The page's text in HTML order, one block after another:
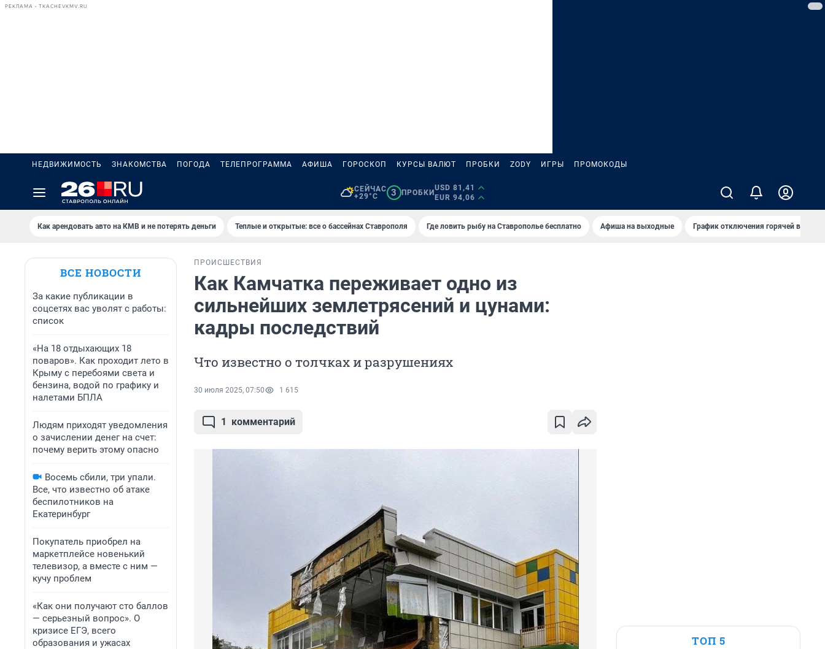
РЕКЛАМА • TKACHEVKMV.RU
НЕДВИЖИМОСТЬ ЗНАКОМСТВА ПОГОДА ТЕЛЕПРОГРАММА АФИША ГОРОСКОП КУРСЫ ВАЛЮТ ПРОБКИ ZODY ИГРЫ ПРОМОКОДЫ
СЕЙЧАС
+29°C
3 ПРОБКИ
USD 81,41
EUR 94,06
Как арендовать авто на КМВ и не потерять деньги Теплые и открытые: все о бассейнах Ставрополя Где ловить рыбу на Ставрополье бесплатно Афиша на выходные График отключения горячей воды в
ВСЕ НОВОСТИ
За какие публикации в
соцсетях вас уволят с работы:
список
«На 18 отдыхающих 18
поваров». Как проходит лето в
Крыму с перебоями света и
бензина, водой по графику и
налетами БПЛА
Людям приходят уведомления
о зачислении денег на счет:
почему верить этому опасно
Восемь сбили, три упали.
Все, что известно об атаке
беспилотников на
Екатеринбург
Покупатель приобрел на
маркетплейсе новенький
телевизор, а вместе с ним —
кучу проблем
«Как они получают сто баллов
— серьезный вопрос». О
кризисе ЕГЭ, всего
образования и ужасах
ПРОИСШЕСТВИЯ
Как Камчатка переживает одно из
сильнейших землетрясений и цунами:
кадры последствий
Что известно о толчках и разрушениях
30 июля 2025, 07:50 1 615
1 комментарий
ТОП 5